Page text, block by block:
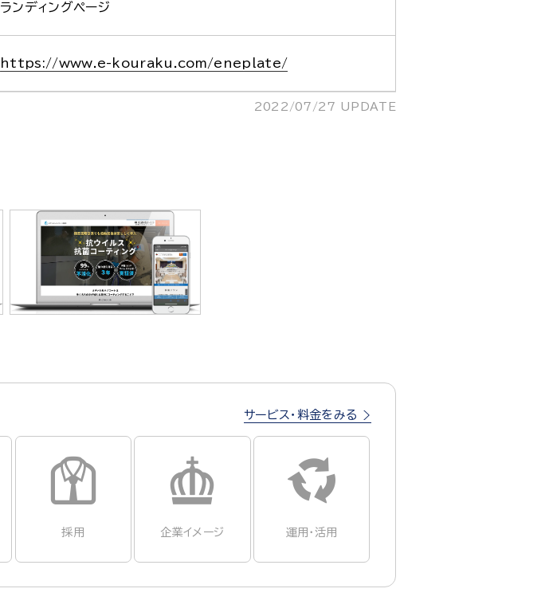
ランディングページ
https://www.e-kouraku.com/eneplate/
2022/07/27 UPDATE
株式会社アクティブエナジー 様
サービス・料金をみる
採用 企業イメージ 運用・活用